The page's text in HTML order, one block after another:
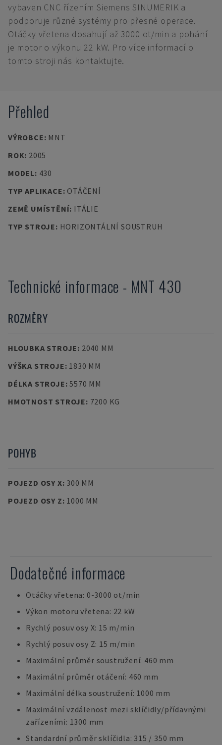
vybaven CNC řízením Siemens SINUMERIK a
podporuje různé systémy pro přesné operace.
Otáčky vřetena dosahují až 3000 ot/min a pohání
je motor o výkonu 22 kW. Pro více informací o
tomto stroji nás kontaktujte.
Přehled
VÝROBCE: MNT
ROK: 2005
MODEL: 430
TYP APLIKACE: OTÁČENÍ
ZEMĚ UMÍSTĚNÍ: ITÁLIE
TYP STROJE: HORIZONTÁLNÍ SOUSTRUH
Technické informace - MNT 430
ROZMĚRY
HLOUBKA STROJE: 2040 MM
VÝŠKA STROJE: 1830 MM
DÉLKA STROJE:5570 MM
HMOTNOST STROJE: 7200 KG
POHYB
POJEZD OSY X: 300 MM
POJEZD OSY Z: 1000 MM
Dodatečné informace
Otáčky vřetena: 0-3000 ot/min
Výkon motoru vřetena: 22 kW
Rychlý posuv osy X: 15 m/min
Rychlý posuv osy Z: 15 m/min
Maximální průměr soustružení: 460 mm
Maximální průměr otáčení: 460 mm
Maximální délka soustružení: 1000 mm
Maximální vzdálenost mezi sklíčidly/přídavnými
zařízeními: 1300 mm
Standardní průměr sklíčidla: 315 / 350 mm